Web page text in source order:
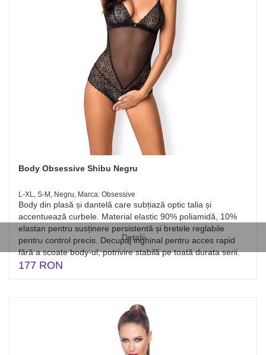
Detalii
Body Obsessive Shibu Negru
L-XL, S-M, Negru, Marca: Obsessive
Body din plasă și dantelă care subțiază optic talia și
accentuează curbele. Material elastic 90% poliamidă, 10%
elastan pentru susținere persistentă și bretele reglabile
pentru control precis. Decupaj inghinal pentru acces rapid
fără a scoate body-ul, potrivire stabilă pe toată durata serii.
177 RON